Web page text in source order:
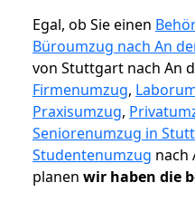
Egal, ob Sie einen
Büroumzug nach An
von Stuttgart nach An
Firmenumzug,
Praxisumzug,
Seniorenumzug in
Studentenumzug nach
planen wir haben die